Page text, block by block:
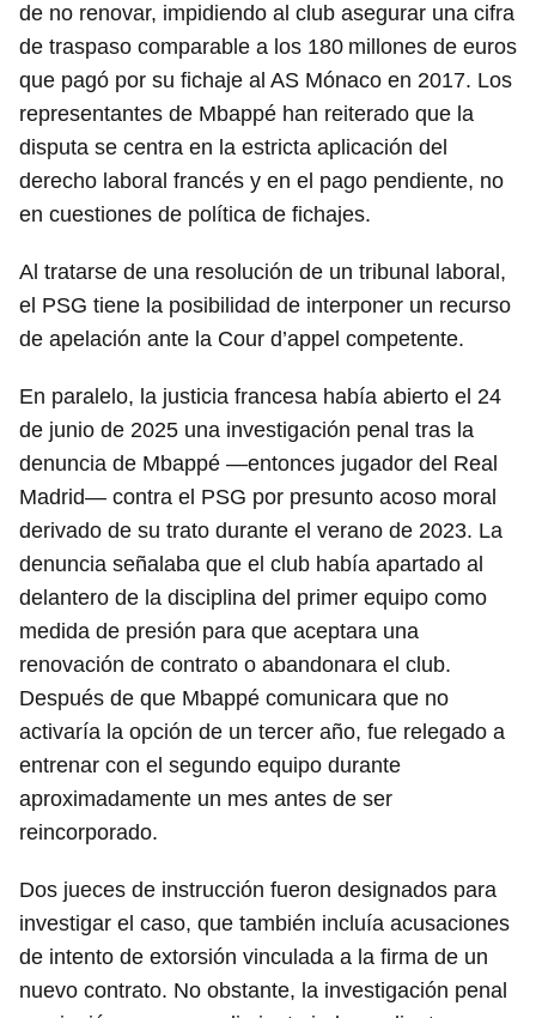
de no renovar, impidiendo al club asegurar una cifra
de traspaso comparable a los 180 millones de euros
que pagó por su fichaje al AS Mónaco en 2017. Los
representantes de Mbappé han reiterado que la
disputa se centra en la estricta aplicación del
derecho laboral francés y en el pago pendiente, no
en cuestiones de política de fichajes.
Al tratarse de una resolución de un tribunal laboral,
el PSG tiene la posibilidad de interponer un recurso
de apelación ante la Cour d’appel competente.
En paralelo, la justicia francesa había abierto el 24
de junio de 2025 una investigación penal tras la
denuncia de Mbappé —entonces jugador del Real
Madrid— contra el PSG por presunto acoso moral
derivado de su trato durante el verano de 2023. La
denuncia señalaba que el club había apartado al
delantero de la disciplina del primer equipo como
medida de presión para que aceptara una
renovación de contrato o abandonara el club.
Después de que Mbappé comunicara que no
activaría la opción de un tercer año, fue relegado a
entrenar con el segundo equipo durante
aproximadamente un mes antes de ser
reincorporado.
Dos jueces de instrucción fueron designados para
investigar el caso, que también incluía acusaciones
de intento de extorsión vinculada a la firma de un
nuevo contrato. No obstante, la investigación penal